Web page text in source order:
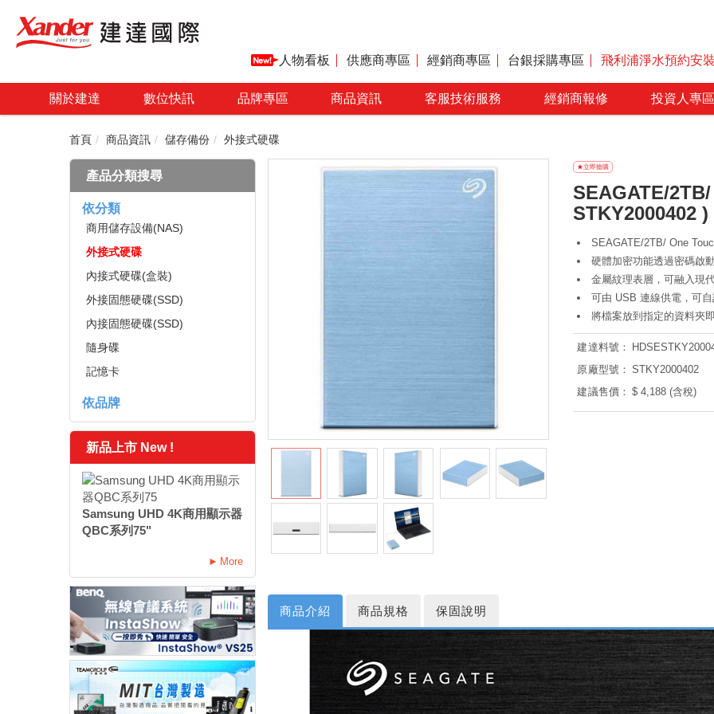
人物看板 供應商專區 經銷商專區 台銀採購專區 飛利浦淨水預約安
關於建達 數位快訊 品牌專區 商品資訊 客服技術服務 經銷商報修 投資人專區
首頁 商品資訊 儲存備份 外接式硬碟
產品分類搜尋
依分類
商用儲存設備(NAS)
外接式硬碟
內接式硬碟(盒裝)
外接固態硬碟(SSD)
內接固態硬碟(SSD)
隨身碟
記憶卡
依品牌
新品上市 New !
Samsung UHD 4K商用顯示器
QBC系列75"
More
SEAGATE/
STKY2000402 )
SEAGATE/2TB/ One
硬體加密功能透過密碼啟
金屬紋理表層，可融入現
可由 USB 連線供電，可
將檔案放到指定的資料夾
建達料號：
原廠型號： STKY2000402
建議售價： $ 4,188 (含稅)
商品介紹 商品規格 保固說明